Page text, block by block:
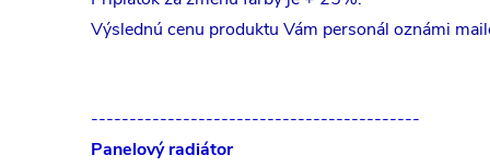
Výslednú cenu produktu Vám personál oznámi
-------------------------------------------
Panelový radiátor